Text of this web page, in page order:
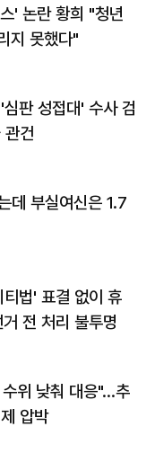
' 논란 황희 "청년
지 못했다"
판 성접대' 수사 검
건
데 부실여신은 1.7
법' 표결 없이 휴
전 처리 불투명
위 낮춰 대응"…추
압박